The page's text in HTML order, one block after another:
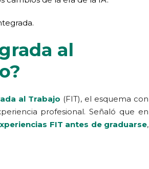
al
al Trabajo (FIT), el esquema con
profesional. Señaló que en
FIT antes de graduarse,